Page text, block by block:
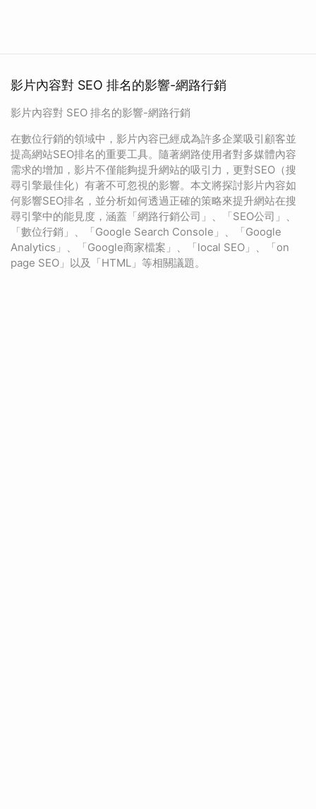
影片內容對 SEO 排名的影響-網路行銷
影片內容對 SEO 排名的影響-網路行銷
在數位行銷的領域中，影片內容已經成為許多企業吸引顧客並
提高網站SEO排名的重要工具。隨著網路使用者對多媒體內容
需求的增加，影片不僅能夠提升網站的吸引力，更對SEO（搜
尋引擎最佳化）有著不可忽視的影響。本文將探討影片內容如
何影響SEO排名，並分析如何透過正確的策略來提升網站在搜
尋引擎中的能見度，涵蓋「網路行銷公司」、「SEO公司」、
「數位行銷」、「Google Search Console」、「Google
Analytics」、「Google商家檔案」、「local SEO」、「on
page SEO」以及「HTML」等相關議題。